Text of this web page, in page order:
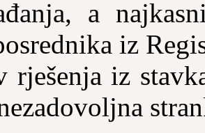
a
iz
rješenja iz